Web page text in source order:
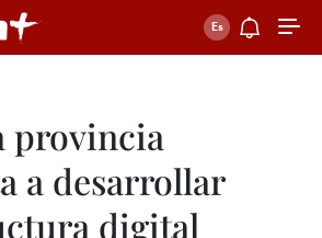
provincia
a desarrollar
digital